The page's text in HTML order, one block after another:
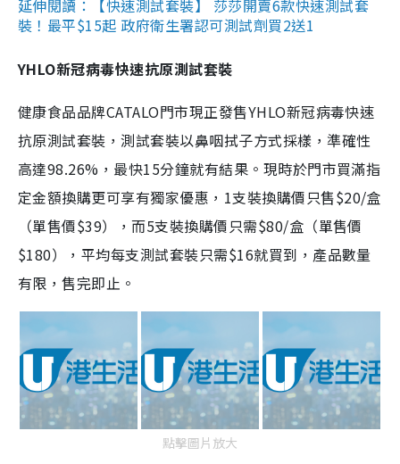
延伸閱讀：【快速測試套裝】 莎莎開賣6款快速測試套
裝！最平$15起 政府衛生署認可測試劑買2送1
YHLO新冠病毒快速抗原測試套裝
健康食品品牌CATALO門市現正發售YHLO新冠病毒快速
抗原測試套裝，測試套裝以鼻咽拭子方式採樣，準確性
高達98.26%，最快15分鐘就有結果。現時於門市買滿指
定金額換購更可享有獨家優惠，1支裝換購價只售$20/盒
（單售價$39），而5支裝換購價只需$80/盒（單售價
$180），平均每支測試套裝只需$16就買到，產品數量
有限，售完即止。
點擊圖片放大